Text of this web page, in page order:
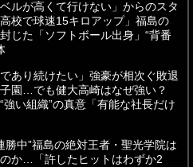
ベルが高くて行けない」からのスタ
校で球速15キロアップ」福島の
じた「ソフトボール出身」“背番
であり続けたい」強豪が相次ぐ敗退
園…でも健大高崎はなぜ強い？
強い組織”の真意「有能な社長だけ
勝中”福島の絶対王者・聖光学院は
か…「許したヒットはわずか2